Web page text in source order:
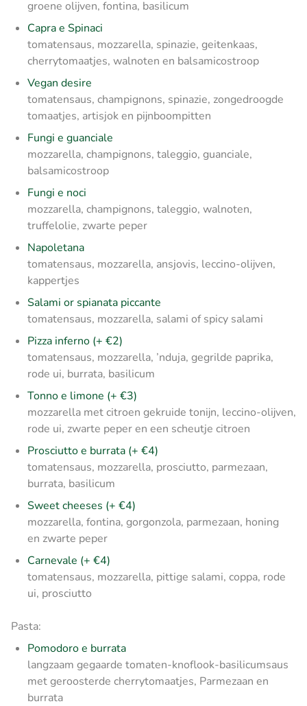
groene olijven, fontina, basilicum
Capra e Spinaci
tomatensaus, mozzarella, spinazie, geitenkaas,
cherrytomaatjes, walnoten en balsamicostroop
Vegan desire
tomatensaus, champignons, spinazie, zongedroogde
tomaatjes, artisjok en pijnboompitten
Fungi e guanciale
mozzarella, champignons, taleggio, guanciale,
balsamicostroop
Fungi e noci
mozzarella, champignons, taleggio, walnoten,
truffelolie, zwarte peper
Napoletana
tomatensaus, mozzarella, ansjovis, leccino-olijven,
kappertjes
Salami or spianata piccante
tomatensaus, mozzarella, salami of spicy salami
Pizza inferno (+ €2)
tomatensaus, mozzarella, ’nduja, gegrilde paprika,
rode ui, burrata, basilicum
Tonno e limone (+ €3)
mozzarella met citroen gekruide tonijn, leccino-olijven,
rode ui, zwarte peper en een scheutje citroen
Prosciutto e burrata (+ €4)
tomatensaus, mozzarella, prosciutto, parmezaan,
burrata, basilicum
Sweet cheeses (+ €4)
mozzarella, fontina, gorgonzola, parmezaan, honing
en zwarte peper
Carnevale (+ €4)
tomatensaus, mozzarella, pittige salami, coppa, rode
ui, prosciutto
Pasta:
Pomodoro e burrata
langzaam gegaarde tomaten-knoflook-basilicumsaus
met geroosterde cherrytomaatjes, Parmezaan en
burrata